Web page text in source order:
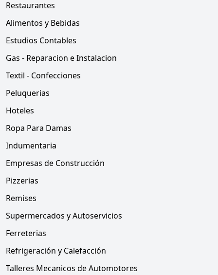
Restaurantes
Alimentos y Bebidas
Estudios Contables
Gas - Reparacion e Instalacion
Textil - Confecciones
Peluquerias
Hoteles
Ropa Para Damas
Indumentaria
Empresas de Construcción
Pizzerias
Remises
Supermercados y Autoservicios
Ferreterias
Refrigeración y Calefacción
Talleres Mecanicos de Automotores